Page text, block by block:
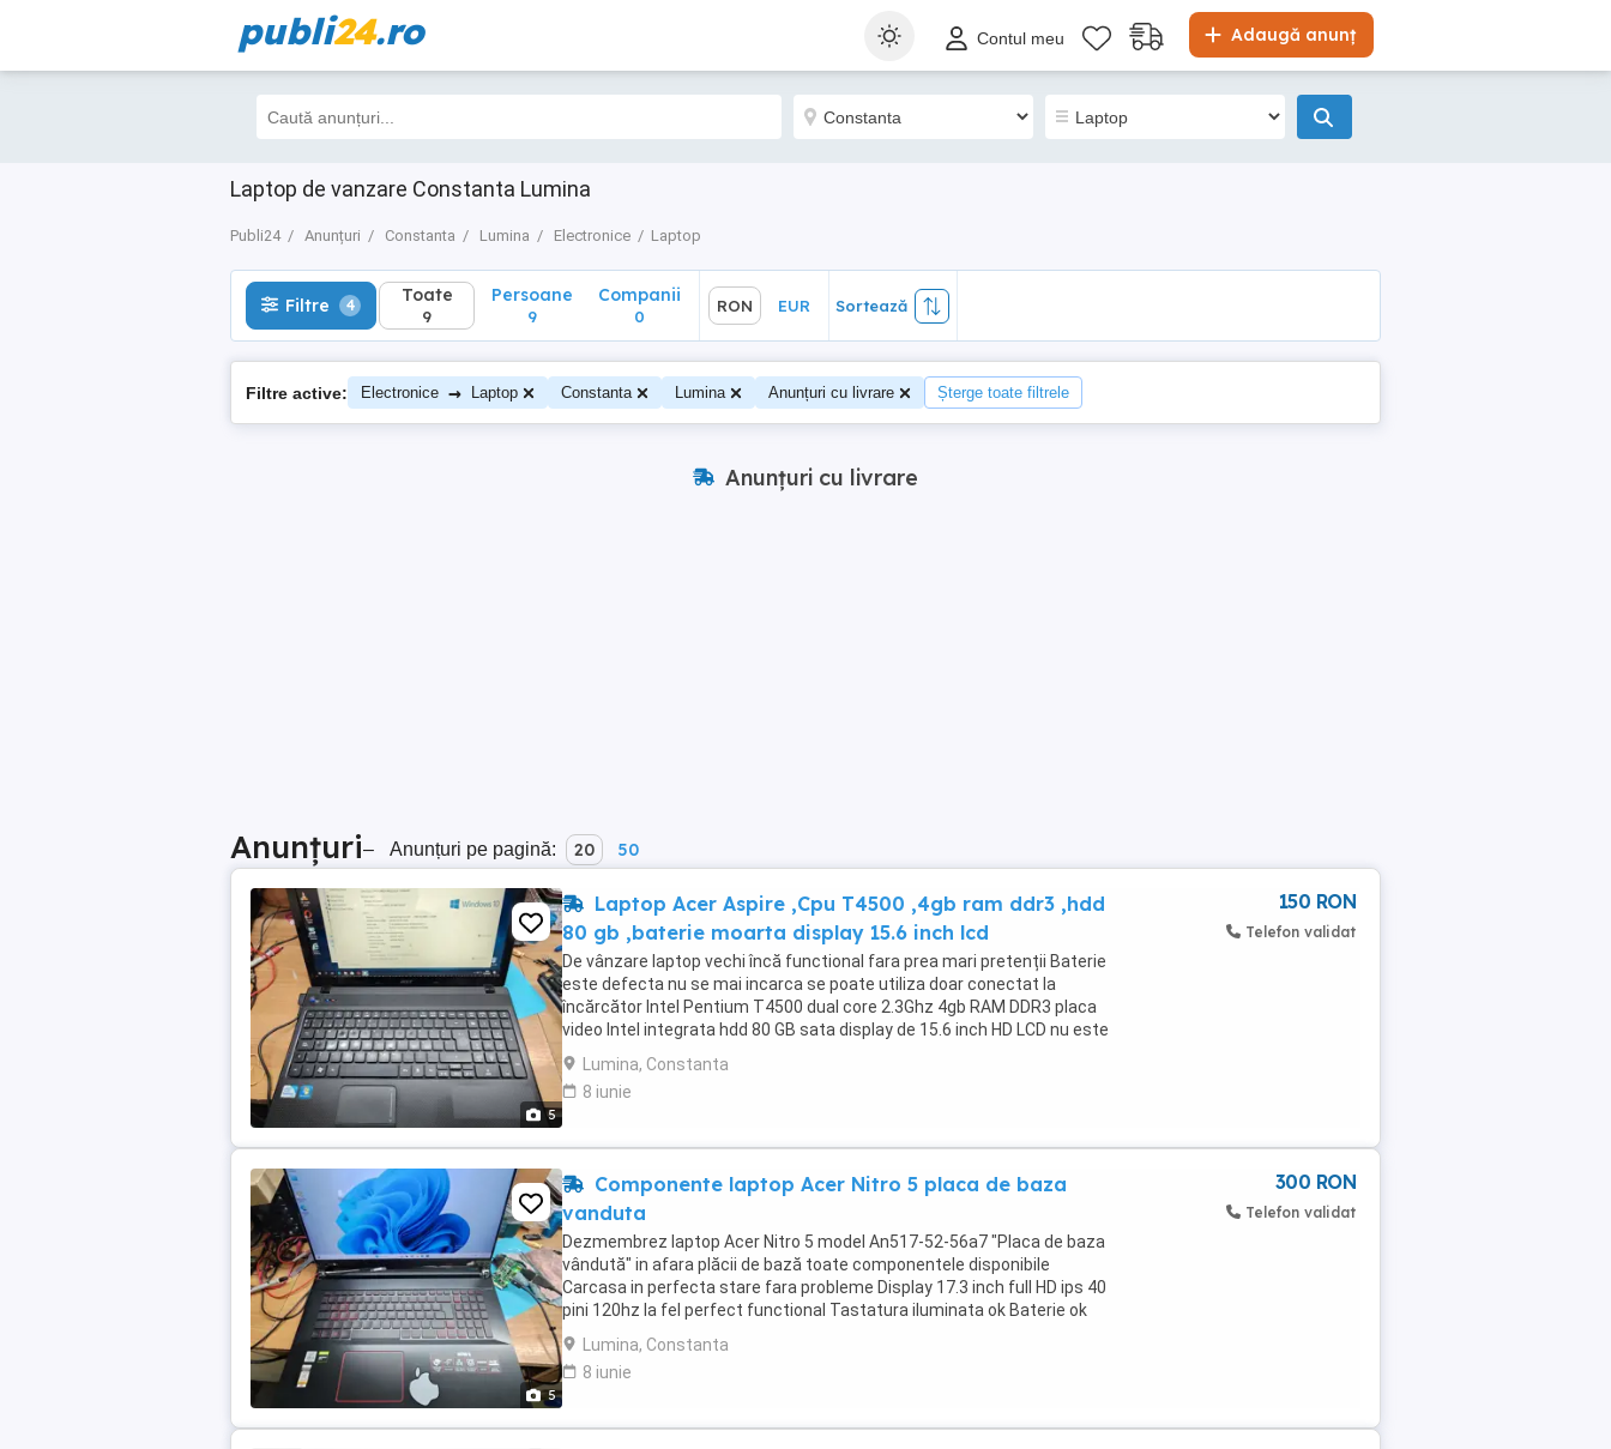
publi24.ro Adaugă anunț
Contul meu
Laptop de vanzare Constanta Lumina
Publi24 Anunțuri Constanta Lumina Electronice Laptop
Filtre 4 Toate
9
Sortează
Filtre 4 Toate
9
Persoane
9
Companii
0
RON EUR Sortează
Filtre active: Electronice → Laptop Constanta Lumina Anunțuri cu livrare Șterge toate filtrele
Anunțuri cu livrare
Anunțuri– Anunțuri pe pagină: 20 50
5
Laptop Acer Aspire ,Cpu T4500 ,4gb ram ddr3 ,hdd
80 gb ,baterie moarta display 15.6 inch lcd
De vânzare laptop vechi încă functional fara prea mari pretenții Baterie
este defecta nu se mai incarca se poate utiliza doar conectat la
încărcător Intel Pentium T4500 dual core 2.3Ghz 4gb RAM DDR3 placa
video Intel integrata hdd 80 GB sata display de 15.6 inch HD LCD nu este
led este model cu ...
Lumina, Constanta
8 iunie
150 RON
Telefon validat
5
Componente laptop Acer Nitro 5 placa de baza
vanduta
Dezmembrez laptop Acer Nitro 5 model An517-52-56a7 "Placa de baza
vândută" in afara plăcii de bază toate componentele disponibile
Carcasa in perfecta stare fara probleme Display 17.3 inch full HD ips 40
pini 120hz la fel perfect functional Tastatura iluminata ok Baterie ok
etc Și restul de mate interioare ...
Lumina, Constanta
8 iunie
300 RON
Telefon validat